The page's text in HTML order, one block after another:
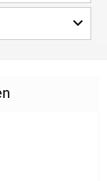
5 Sternen.